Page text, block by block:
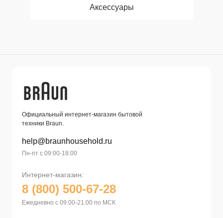
Аксессуары
Официальный интернет-магазин бытовой
техники Braun.
help@braunhousehold.ru
Пн-пт с 09:00-18:00
Интернет-магазин:
8 (800) 500-67-28
Ежедневно с 09:00-21:00 по МСК